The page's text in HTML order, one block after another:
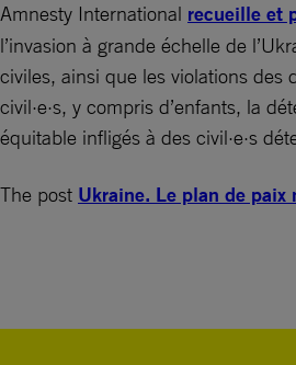
Amnesty International recueille et
l’invasion à grande échelle de
civiles, ainsi que les violations des
civil·e·s, y compris d’enfants, la
équitable infligés à des civil·e·s
The post Ukraine. Le plan de paix